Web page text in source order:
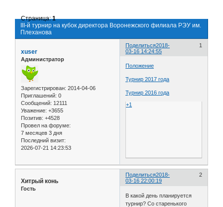
III-й турнир на кубок директора Воронежского филиала РЭУ им.
Плеханова
Страница:1
Поделиться 1
2018-
03-16 14:24:55
xuser
Администратор
Зарегистрирован: 2014-04-06
Приглашений: 0
Сообщений: 12111
Уважение: +3655
Позитив: +4528
Провел на форуме:
7 месяцев 3 дня
Последний визит:
2026-07-21 14:23:53
Положение
Турнир 2017 года
Турнир 2016 года
+1
Поделиться 2
2018-
03-16 22:00:19
Хитрый конь
Гость
В какой день планируется
турнир? Со старенького